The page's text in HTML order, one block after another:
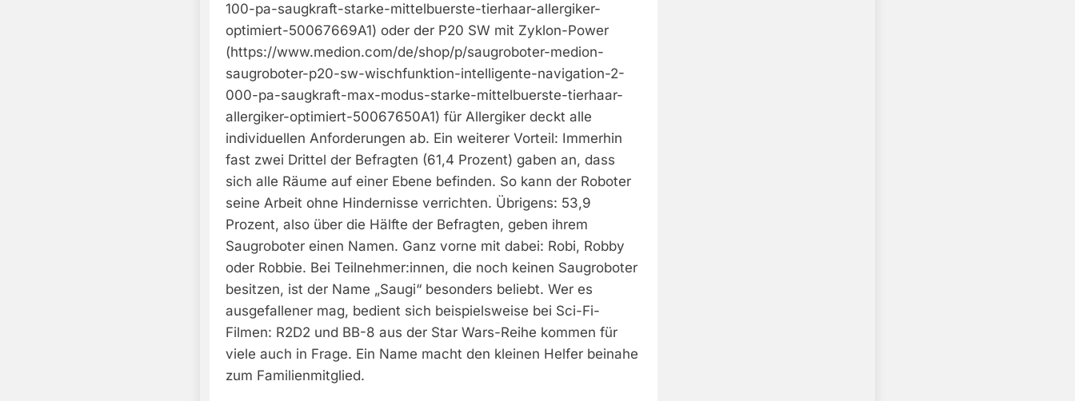
100-pa-saugkraft-starke-mittelbuerste-tierhaar-allergiker-
optimiert-50067669A1) oder der P20 SW mit Zyklon-Power
(https://www.medion.com/de/shop/p/saugroboter-medion-
saugroboter-p20-sw-wischfunktion-intelligente-navigation-2-
000-pa-saugkraft-max-modus-starke-mittelbuerste-tierhaar-
allergiker-optimiert-50067650A1) für Allergiker deckt alle
individuellen Anforderungen ab. Ein weiterer Vorteil: Immerhin
fast zwei Drittel der Befragten (61,4 Prozent) gaben an, dass
sich alle Räume auf einer Ebene befinden. So kann der Roboter
seine Arbeit ohne Hindernisse verrichten. Übrigens: 53,9
Prozent, also über die Hälfte der Befragten, geben ihrem
Saugroboter einen Namen. Ganz vorne mit dabei: Robi, Robby
oder Robbie. Bei Teilnehmer:innen, die noch keinen Saugroboter
besitzen, ist der Name „Saugi“ besonders beliebt. Wer es
ausgefallener mag, bedient sich beispielsweise bei Sci-Fi-
Filmen: R2D2 und BB-8 aus der Star Wars-Reihe kommen für
viele auch in Frage. Ein Name macht den kleinen Helfer beinahe
zum Familienmitglied.